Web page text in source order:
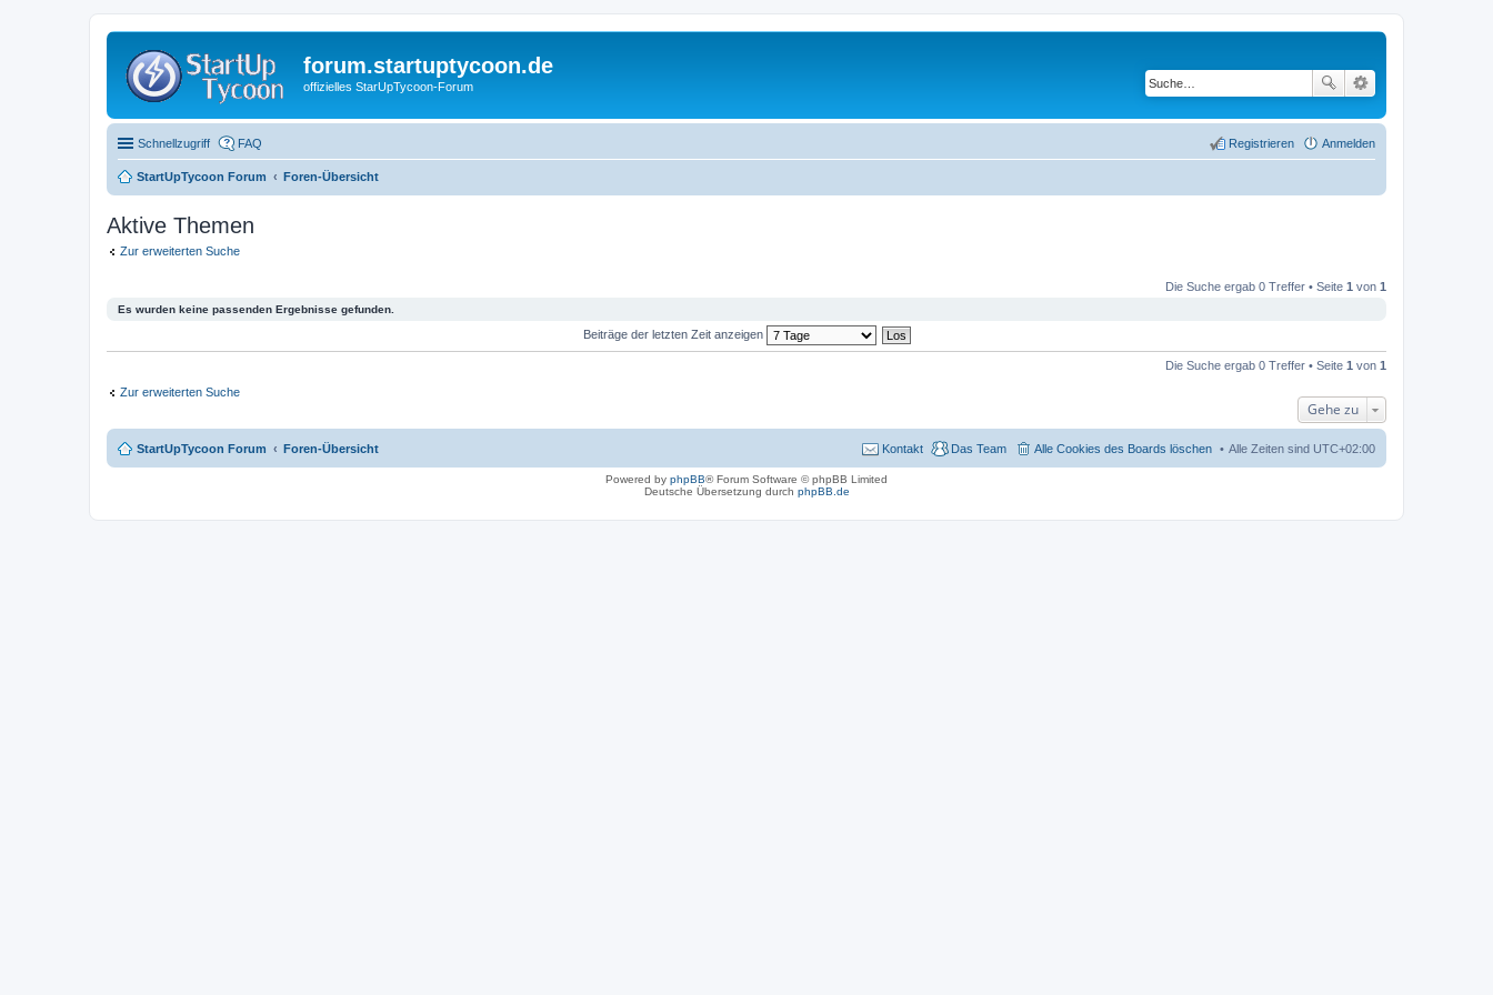
forum.startuptycoon.de
offizielles StarUpTycoon-Forum
Schnellzugriff FAQ Anmelden
Registrieren
StartUpTycoon Forum Foren-Übersicht
Aktive Themen
Zur erweiterten Suche
Die Suche ergab 0 Treffer • Seite 1 von 1
Es wurden keine passenden Ergebnisse gefunden.
Beiträge der letzten Zeit anzeigen
Die Suche ergab 0 Treffer • Seite 1 von 1
Zur erweiterten Suche
Gehe zu
StartUpTycoon Forum Foren-Übersicht Alle Zeiten sind UTC+02:00
Alle Cookies des Boards löschen
Das Team
Kontakt
Powered by phpBB® Forum Software © phpBB Limited
Deutsche Übersetzung durch phpBB.de